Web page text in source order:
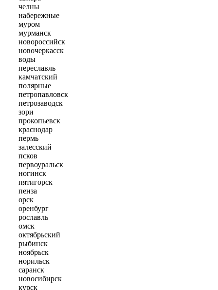
челны
набережные
муром
мурманск
новороссийск
новочеркасск
воды
переславль
камчатский
полярные
петропавловск
петрозаводск
зори
прокопьевск
краснодар
пермь
залесский
псков
первоуральск
ногинск
пятигорск
пенза
орск
оренбург
рославль
омск
октябрьский
рыбинск
ноябрьск
норильск
саранск
новосибирск
курск